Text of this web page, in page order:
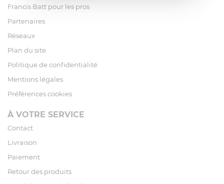
Francis Batt pour les pros
Partenaires
Réseaux
Plan du site
Politique de confidentialité
Mentions légales
Préférences cookies
À VOTRE SERVICE
Contact
Livraison
Paiement
Retour des produits